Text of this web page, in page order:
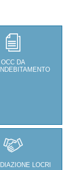
OCC DA
LOCRI